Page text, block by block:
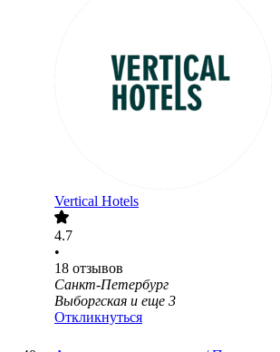
Vertical Hotels
4.7
•
18 отзывов
Санкт-Петербург
Выборгская и еще 3
Откликнуться